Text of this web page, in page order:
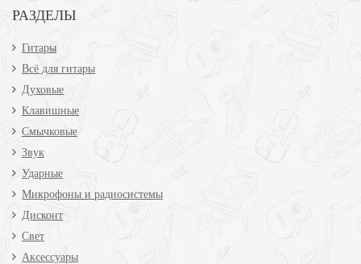
РАЗДЕЛЫ
Гитары
Всё для гитары
Духовые
Клавишные
Смычковые
Звук
Ударные
Микрофоны и радиосистемы
Дисконт
Свет
Аксессуары